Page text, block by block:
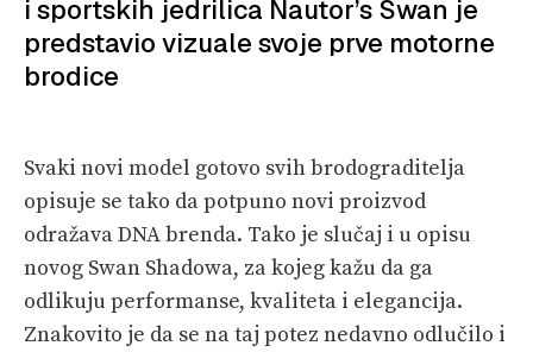
PRETPLATA
SHOP
i sportskih jedrilica Nautor’s Swan je
predstavio vizuale svoje prve motorne
brodice
Svaki novi model gotovo svih brodograditelja
opisuje se tako da potpuno novi proizvod
odražava DNA brenda. Tako je slučaj i u opisu
novog Swan Shadowa, za kojeg kažu da ga
odlikuju performanse, kvaliteta i elegancija.
Znakovito je da se na taj potez nedavno odlučilo i